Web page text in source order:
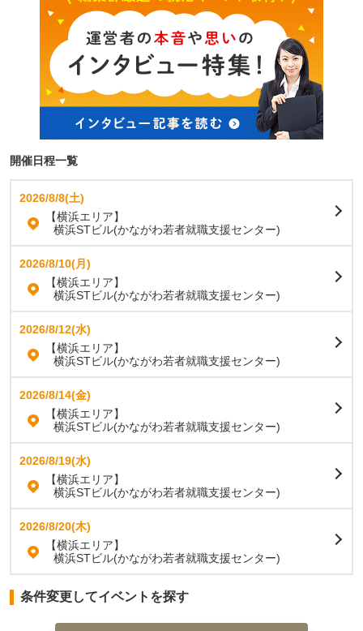
開催日程一覧
2026/8/8(土)
【横浜エリア】
横浜STビル(かながわ若者就職支援センター)
2026/8/10(月)
【横浜エリア】
横浜STビル(かながわ若者就職支援センター)
2026/8/12(水)
【横浜エリア】
横浜STビル(かながわ若者就職支援センター)
2026/8/14(金)
【横浜エリア】
横浜STビル(かながわ若者就職支援センター)
2026/8/19(水)
【横浜エリア】
横浜STビル(かながわ若者就職支援センター)
2026/8/20(木)
【横浜エリア】
横浜STビル(かながわ若者就職支援センター)
条件変更してイベントを探す